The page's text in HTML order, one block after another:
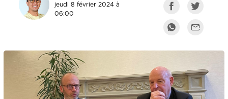
jeudi 8 février 2024 à
06:00